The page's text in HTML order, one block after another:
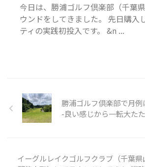
今日は、勝浦ゴルフ倶楽部（千葉
ウンドをしてきました。 先日購入
ティの実践初投入です。 &n ...
勝浦ゴルフ倶楽部で月例
-良い感じから一転大た
イーグルレイクゴルフクラブ（千葉県